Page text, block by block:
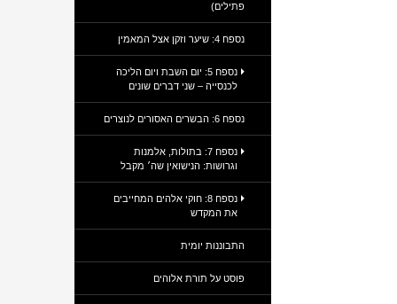
פתילים)
נספח 4: שיער וזקן אצל המאמין
נספח 5: יום השבת ויום הליכה
לכנסייה – שני דברים שונים
נספח 6: הבשרים האסורים לנוצרים
נספח 7: בתולות, אלמנות
וגרושות: הנישואין שה׳ מקבל
נספח 8: חוקי אלהים המחייבים
את המקדש
התבוננות יומית
פוסט על תורת אלוהים